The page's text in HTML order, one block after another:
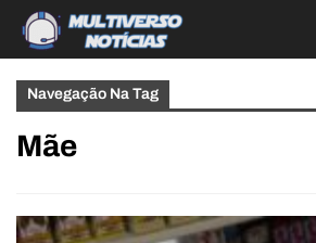
Navegação Na Tag
Mãe